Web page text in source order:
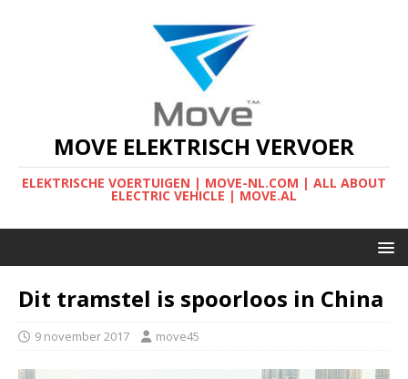
MOVE ELEKTRISCH VERVOER
ELEKTRISCHE VOERTUIGEN | MOVE-NL.COM | ALL ABOUT
ELECTRIC VEHICLE | MOVE.AL
Dit tramstel is spoorloos in China
9 november 2017 move45